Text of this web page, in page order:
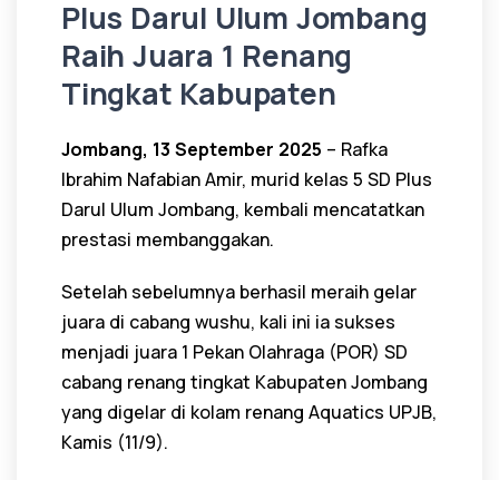
Plus Darul Ulum Jombang
Raih Juara 1 Renang
Tingkat Kabupaten
Jombang, 13 September 2025 – Rafka
Ibrahim Nafabian Amir, murid kelas 5 SD Plus
Darul Ulum Jombang, kembali mencatatkan
prestasi membanggakan.
Setelah sebelumnya berhasil meraih gelar
juara di cabang wushu, kali ini ia sukses
menjadi juara 1 Pekan Olahraga (POR) SD
cabang renang tingkat Kabupaten Jombang
yang digelar di kolam renang Aquatics UPJB,
Kamis (11/9).